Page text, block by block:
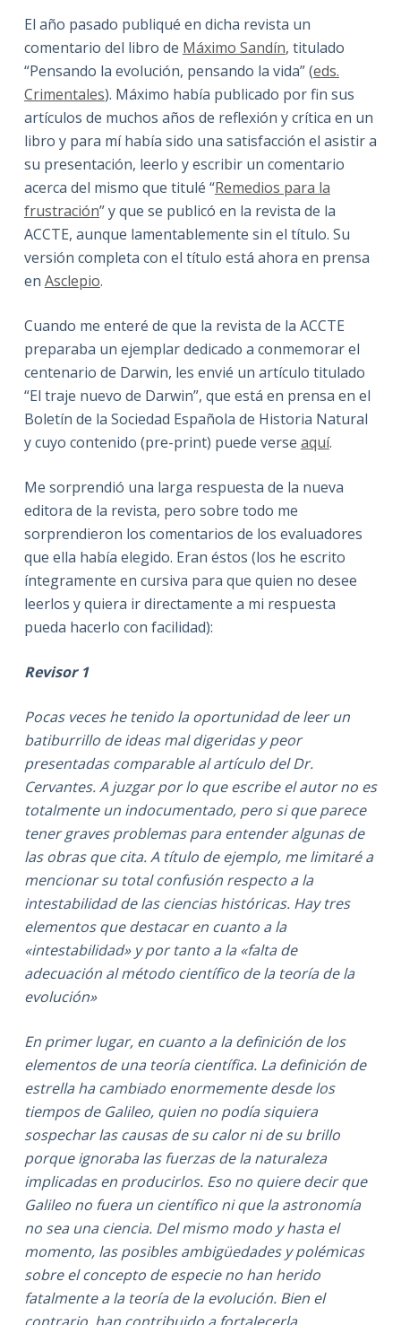
El año pasado publiqué en dicha revista un
comentario del libro de Máximo Sandín, titulado
“Pensando la evolución, pensando la vida” (eds.
Crimentales). Máximo había publicado por fin sus
artículos de muchos años de reflexión y crítica en un
libro y para mí había sido una satisfacción el asistir a
su presentación, leerlo y escribir un comentario
acerca del mismo que titulé “Remedios para la
frustración” y que se publicó en la revista de la
ACCTE, aunque lamentablemente sin el título. Su
versión completa con el título está ahora en prensa
en Asclepio.
Cuando me enteré de que la revista de la ACCTE
preparaba un ejemplar dedicado a conmemorar el
centenario de Darwin, les envié un artículo titulado
“El traje nuevo de Darwin”, que está en prensa en el
Boletín de la Sociedad Española de Historia Natural
y cuyo contenido (pre-print) puede verse aquí.
Me sorprendió una larga respuesta de la nueva
editora de la revista, pero sobre todo me
sorprendieron los comentarios de los evaluadores
que ella había elegido. Eran éstos (los he escrito
íntegramente en cursiva para que quien no desee
leerlos y quiera ir directamente a mi respuesta
pueda hacerlo con facilidad):
Revisor 1
Pocas veces he tenido la oportunidad de leer un
batiburrillo de ideas mal digeridas y peor
presentadas comparable al artículo del Dr.
Cervantes. A juzgar por lo que escribe el autor no es
totalmente un indocumentado, pero si que parece
tener graves problemas para entender algunas de
las obras que cita. A título de ejemplo, me limitaré a
mencionar su total confusión respecto a la
intestabilidad de las ciencias históricas. Hay tres
elementos que destacar en cuanto a la
«intestabilidad» y por tanto a la «falta de
adecuación al método científico de la teoría de la
evolución»
En primer lugar, en cuanto a la definición de los
elementos de una teoría científica. La definición de
estrella ha cambiado enormemente desde los
tiempos de Galileo, quien no podía siquiera
sospechar las causas de su calor ni de su brillo
porque ignoraba las fuerzas de la naturaleza
implicadas en producirlos. Eso no quiere decir que
Galileo no fuera un científico ni que la astronomía
no sea una ciencia. Del mismo modo y hasta el
momento, las posibles ambigüedades y polémicas
sobre el concepto de especie no han herido
fatalmente a la teoría de la evolución. Bien el